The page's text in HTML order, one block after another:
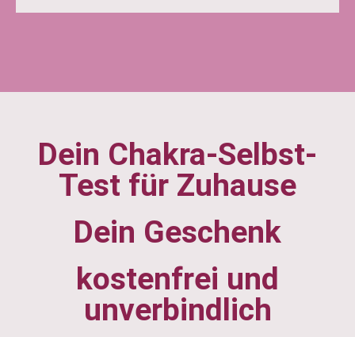
Dein Chakra-Selbst-
Test für Zuhause
Dein Geschenk
kostenfrei und
unverbindlich